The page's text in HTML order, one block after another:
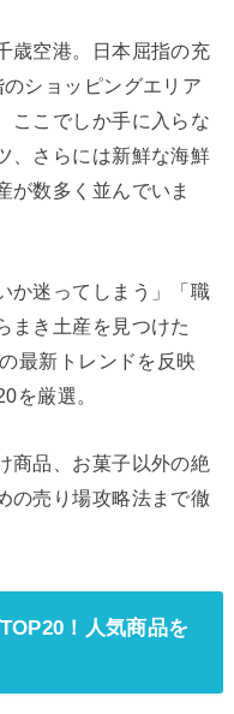
歳空港。日本屈指の充
ショッピングエリア
ここでしか手に入らな
、さらには新鮮な海鮮
が数多く並んでいま
か迷ってしまう」「職
まき土産を見つけた
最新トレンドを反映
を厳選。
商品、お菓子以外の絶
の売り場攻略法まで徹
！人気商品を